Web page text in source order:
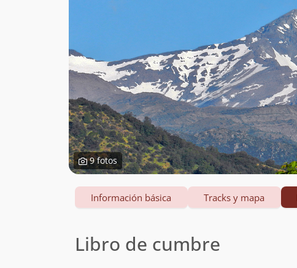
9 fotos
Información básica Tracks y mapa
Libro de cumbre